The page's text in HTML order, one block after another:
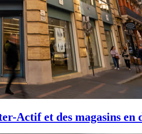
Actif et des magasins